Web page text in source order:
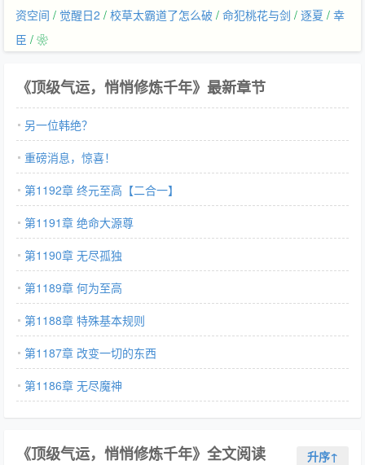
资空间 / 觉醒日2 / 校草太霸道了怎么破 / 命犯桃花与剑 / 逐夏 / 幸
臣 / ❀
《顶级气运，悄悄修炼千年》最新章节
另一位韩绝？
重磅消息，惊喜！
第1192章 终元至高【二合一】
第1191章 绝命大源尊
第1190章 无尽孤独
第1189章 何为至高
第1188章 特殊基本规则
第1187章 改变一切的东西
第1186章 无尽魔神
《顶级气运，悄悄修炼千年》全文阅读 升序↑